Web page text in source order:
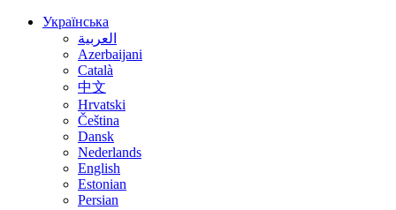
Українська
العربية
Azerbaijani
Català
中文
Hrvatski
Čeština
Dansk
Nederlands
English
Estonian
Persian